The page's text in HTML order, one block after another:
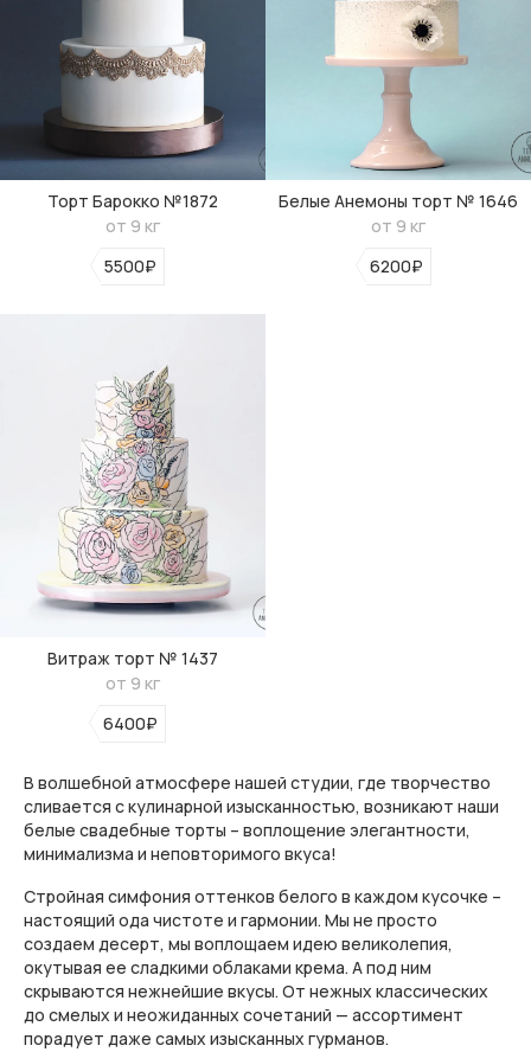
Торт Барокко №1872
от 9 кг
5500₽
Белые Анемоны торт № 1646
от 9 кг
6200₽
Витраж торт № 1437
от 9 кг
6400₽
В волшебной атмосфере нашей студии, где творчество
сливается с кулинарной изысканностью, возникают наши
белые свадебные торты – воплощение элегантности,
минимализма и неповторимого вкуса!
Стройная симфония оттенков белого в каждом кусочке –
настоящий ода чистоте и гармонии. Мы не просто
создаем десерт, мы воплощаем идею великолепия,
окутывая ее сладкими облаками крема. А под ним
скрываются нежнейшие вкусы. От нежных классических
до смелых и неожиданных сочетаний — ассортимент
порадует даже самых изысканных гурманов.